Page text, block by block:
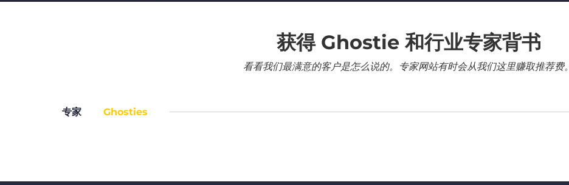
获得 Ghostie 和行业专家背书
看看我们最满意的客户是怎么说的。专家网站有时会从我们这里赚取推荐费。
专家 Ghosties